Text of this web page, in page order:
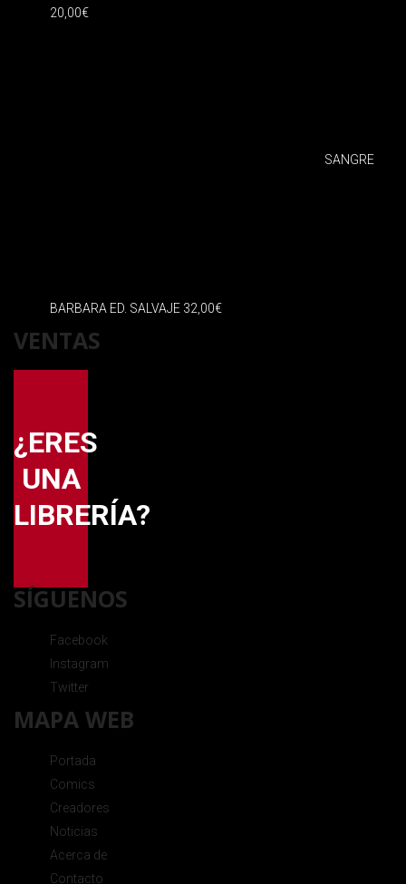
20,00€
SANGRE
BARBARA ED. SALVAJE 32,00€
VENTAS
¿ERES
UNA
LIBRERÍA?
SÍGUENOS
Facebook
Instagram
Twitter
MAPA WEB
Portada
Comics
Creadores
Noticias
Acerca de
Contacto